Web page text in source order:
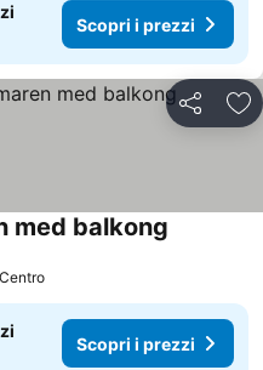
Scopri i prezzi
Condividi
med balkong
Scopri i prezzi